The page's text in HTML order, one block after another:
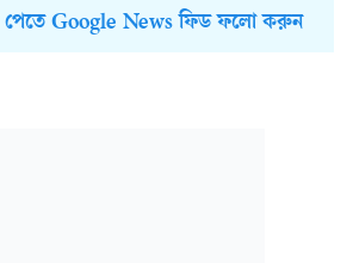
পেতে Google News ফিড ফলো করুন